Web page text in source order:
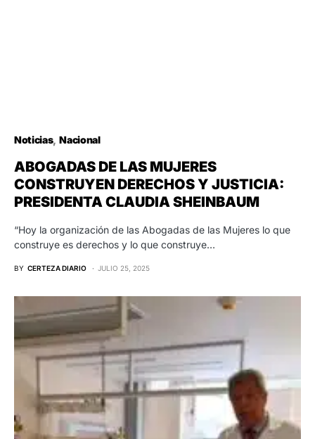
Noticias Nacional
ABOGADAS DE LAS MUJERES
CONSTRUYEN DERECHOS Y JUSTICIA:
PRESIDENTA CLAUDIA SHEINBAUM
“Hoy la organización de las Abogadas de las Mujeres lo que
construye es derechos y lo que construye…
BY CERTEZA DIARIO JULIO 25, 2025